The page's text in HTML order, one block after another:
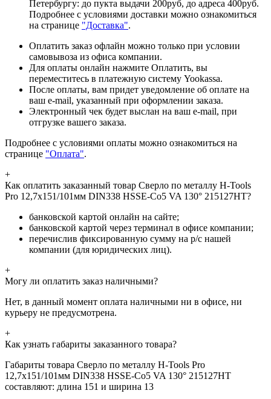
Петербургу: до пукта выдачи 200руб, до адреса 400руб.
Подробнее с условиями доставки можно ознакомиться
на странице "Доставка".
Оплатить заказ офлайн можно только при условии
самовывоза из офиса компании.
Для оплаты онлайн нажмите Оплатить, вы
переместитесь в платежную систему Yookassa.
После оплаты, вам придет уведомление об оплате на
ваш e-mail, указанный при оформлении заказа.
Электронный чек будет выслан на ваш e-mail, при
отгрузке вашего заказа.
Подробнее с условиями оплаты можно ознакомиться на
странице "Оплата".
+
Как оплатить заказанный товар Сверло по металлу H-Tools
Pro 12,7x151/101мм DIN338 HSSE-Co5 VA 130° 215127HT?
банковской картой онлайн на сайте;
банковской картой через терминал в офисе компании;
перечислив фиксированную сумму на р/с нашей
компании (для юридических лиц).
+
Могу ли оплатить заказ наличными?
Нет, в данный момент оплата наличными ни в офисе, ни
курьеру не предусмотрена.
+
Как узнать габариты заказанного товара?
Габариты товара Сверло по металлу H-Tools Pro
12,7x151/101мм DIN338 HSSE-Co5 VA 130° 215127HT
составляют: длина 151 и ширина 13